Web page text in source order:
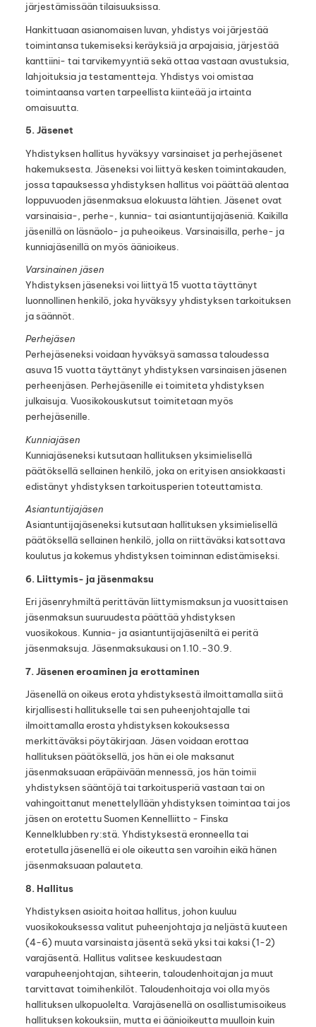
järjestämissään tilaisuuksissa.
Hankittuaan asianomaisen luvan, yhdistys voi järjestää
toimintansa tukemiseksi keräyksiä ja arpajaisia, järjestää
kanttiini- tai tarvikemyyntiä sekä ottaa vastaan avustuksia,
lahjoituksia ja testamentteja. Yhdistys voi omistaa
toimintaansa varten tarpeellista kiinteää ja irtainta
omaisuutta.
5. Jäsenet
Yhdistyksen hallitus hyväksyy varsinaiset ja perhejäsenet
hakemuksesta. Jäseneksi voi liittyä kesken toimintakauden,
jossa tapauksessa yhdistyksen hallitus voi päättää alentaa
loppuvuoden jäsenmaksua elokuusta lähtien. Jäsenet ovat
varsinaisia-, perhe-, kunnia- tai asiantuntijajäseniä. Kaikilla
jäsenillä on läsnäolo- ja puheoikeus. Varsinaisilla, perhe- ja
kunniajäsenillä on myös äänioikeus.
Varsinainen jäsen
Yhdistyksen jäseneksi voi liittyä 15 vuotta täyttänyt
luonnollinen henkilö, joka hyväksyy yhdistyksen tarkoituksen
ja säännöt.
Perhejäsen
Perhejäseneksi voidaan hyväksyä samassa taloudessa
asuva 15 vuotta täyttänyt yhdistyksen varsinaisen jäsenen
perheenjäsen. Perhejäsenille ei toimiteta yhdistyksen
julkaisuja. Vuosikokouskutsut toimitetaan myös
perhejäsenille.
Kunniajäsen
Kunniajäseneksi kutsutaan hallituksen yksimielisellä
päätöksellä sellainen henkilö, joka on erityisen ansiokkaasti
edistänyt yhdistyksen tarkoitusperien toteuttamista.
Asiantuntijajäsen
Asiantuntijajäseneksi kutsutaan hallituksen yksimielisellä
päätöksellä sellainen henkilö, jolla on riittäväksi katsottava
koulutus ja kokemus yhdistyksen toiminnan edistämiseksi.
6. Liittymis- ja jäsenmaksu
Eri jäsenryhmiltä perittävän liittymismaksun ja vuosittaisen
jäsenmaksun suuruudesta päättää yhdistyksen
vuosikokous. Kunnia- ja asiantuntijajäseniltä ei peritä
jäsenmaksuja. Jäsenmaksukausi on 1.10.-30.9.
7. Jäsenen eroaminen ja erottaminen
Jäsenellä on oikeus erota yhdistyksestä ilmoittamalla siitä
kirjallisesti hallitukselle tai sen puheenjohtajalle tai
ilmoittamalla erosta yhdistyksen kokouksessa
merkittäväksi pöytäkirjaan. Jäsen voidaan erottaa
hallituksen päätöksellä, jos hän ei ole maksanut
jäsenmaksuaan eräpäivään mennessä, jos hän toimii
yhdistyksen sääntöjä tai tarkoitusperiä vastaan tai on
vahingoittanut menettelyllään yhdistyksen toimintaa tai jos
jäsen on erotettu Suomen Kennelliitto - Finska
Kennelklubben ry:stä. Yhdistyksestä eronneella tai
erotetulla jäsenellä ei ole oikeutta sen varoihin eikä hänen
jäsenmaksuaan palauteta.
8. Hallitus
Yhdistyksen asioita hoitaa hallitus, johon kuuluu
vuosikokouksessa valitut puheenjohtaja ja neljästä kuuteen
(4-6) muuta varsinaista jäsentä sekä yksi tai kaksi (1-2)
varajäsentä. Hallitus valitsee keskuudestaan
varapuheenjohtajan, sihteerin, taloudenhoitajan ja muut
tarvittavat toimihenkilöt. Taloudenhoitaja voi olla myös
hallituksen ulkopuolelta. Varajäsenellä on osallistumisoikeus
hallituksen kokouksiin, mutta ei äänioikeutta muulloin kuin